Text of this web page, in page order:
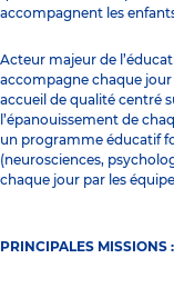
accompagnent les
Acteur majeur de
accompagne chaque jour
accueil de qualité centré
l’épanouissement de
un programme éducatif
(neurosciences,
chaque jour par les
PRINCIPALES MISSIONS :